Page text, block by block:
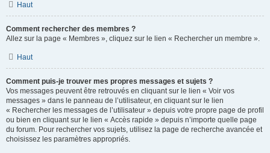
Haut
Comment rechercher des membres ?
Allez sur la page « Membres », cliquez sur le lien « Rechercher un membre ».
Haut
Comment puis-je trouver mes propres messages et sujets ?
Vos messages peuvent être retrouvés en cliquant sur le lien « Voir vos
messages » dans le panneau de l’utilisateur, en cliquant sur le lien
« Rechercher les messages de l’utilisateur » depuis votre propre page de profil
ou bien en cliquant sur le lien « Accès rapide » depuis n’importe quelle page
du forum. Pour rechercher vos sujets, utilisez la page de recherche avancée et
choisissez les paramètres appropriés.